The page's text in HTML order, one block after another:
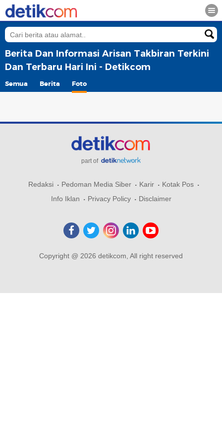
Berita Dan Informasi Arisan Takbiran Terkini
Dan Terbaru Hari Ini - Detikcom
Semua Berita Foto
part of
Redaksi Pedoman Media Siber Karir
Kotak Pos
Info Iklan
Privacy Policy Disclaimer
Copyright @ 2026 detikcom, All right reserved